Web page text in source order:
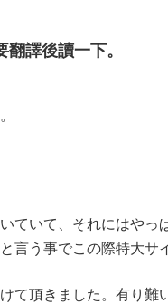
譯後讀一下。
ていて、それにはやっ
言う事でこの際特大サ
て頂きました。有り難